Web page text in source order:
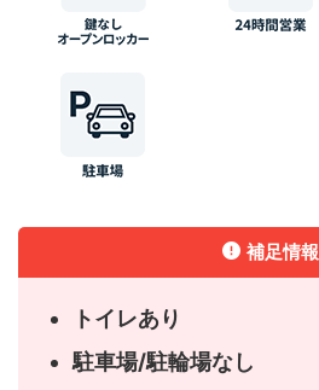
補足情報
トイレあり
駐車場/駐輪場なし